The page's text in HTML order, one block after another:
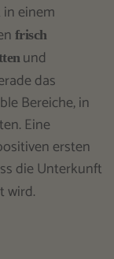
einem
frisch
und
das
Bereiche, in
Eine
ersten
die Unterkunft
wird.